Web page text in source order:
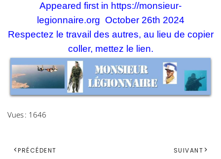
Appeared first in https://monsieur-
legionnaire.org October 26th 2024
Respectez le travail des autres, au lieu de copier
coller, mettez le lien.
Vues : 1646
PRÉCÉDENT SUIVANT